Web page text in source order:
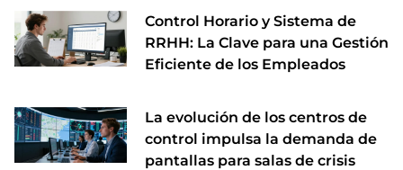
Control Horario y Sistema de
RRHH: La Clave para una Gestión
Eficiente de los Empleados
La evolución de los centros de
control impulsa la demanda de
pantallas para salas de crisis